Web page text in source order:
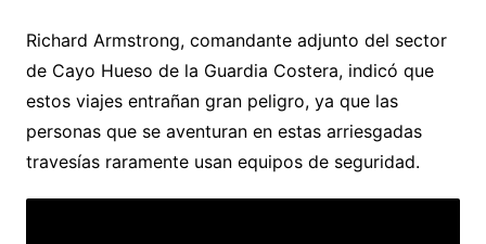
Richard Armstrong, comandante adjunto del sector
de Cayo Hueso de la Guardia Costera, indicó que
estos viajes entrañan gran peligro, ya que las
personas que se aventuran en estas arriesgadas
travesías raramente usan equipos de seguridad.